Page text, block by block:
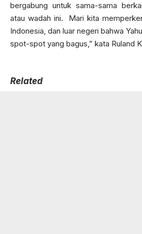
bergabung untuk sama-sama
atau wadah ini. Mari kita
Indonesia, dan luar negeri bahwa
spot-spot yang bagus,” kata Ruland
Related